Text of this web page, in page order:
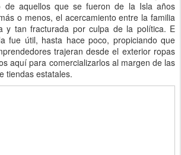
de aquellos que se fueron de la Isla años
o menos, el acercamiento entre la familia
y tan fracturada por culpa de la política. E
fue útil, hasta hace poco, propiciando que
trajeran desde el exterior ropas
aquí para comercializarlos al margen de las
tiendas estatales.